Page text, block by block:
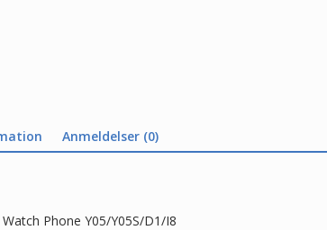
Anmeldelser (0)
Phone Y05/Y05S/D1/I8